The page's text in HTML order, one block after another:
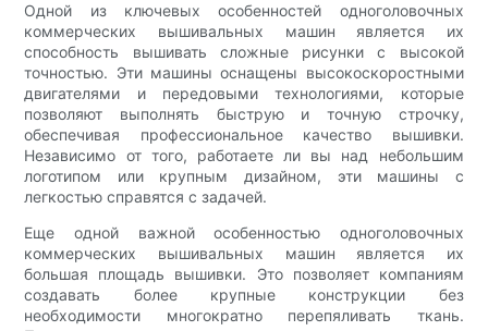
Одной из ключевых особенностей одноголовочных
коммерческих вышивальных машин является их
способность вышивать сложные рисунки с высокой
точностью. Эти машины оснащены высокоскоростными
двигателями и передовыми технологиями, которые
позволяют выполнять быструю и точную строчку,
обеспечивая профессиональное качество вышивки.
Независимо от того, работаете ли вы над небольшим
логотипом или крупным дизайном, эти машины с
легкостью справятся с задачей.
Еще одной важной особенностью одноголовочных
коммерческих вышивальных машин является их
большая площадь вышивки. Это позволяет компаниям
создавать более крупные конструкции без
необходимости многократно перепяливать ткань.